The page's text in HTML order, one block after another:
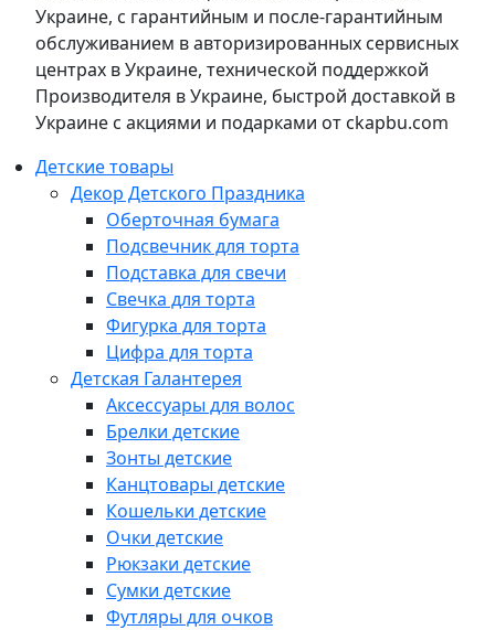
Украине, с гарантийным и после-гарантийным
обслуживанием в авторизированных сервисных
центрах в Украине, технической поддержкой
Производителя в Украине, быстрой доставкой в
Украине с акциями и подарками от ckapbu.com
Детские товары
Декор Детского Праздника
Оберточная бумага
Подсвечник для торта
Подставка для свечи
Свечка для торта
Фигурка для торта
Цифра для торта
Детская Галантерея
Аксессуары для волос
Брелки детские
Зонты детские
Канцтовары детские
Кошельки детские
Очки детские
Рюкзаки детские
Сумки детские
Футляры для очков